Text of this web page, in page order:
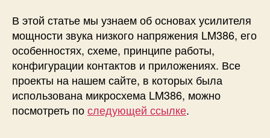
е
м
а
п
р
и
м
В этой статье мы узнаем об основах усилителя
мощности звука низкого напряжения LM386, его
особенностях, схеме, принципе работы,
конфигурации контактов и приложениях. Все
проекты на нашем сайте, в которых была
использована микросхема LM386, можно
посмотреть последующей ссылке.